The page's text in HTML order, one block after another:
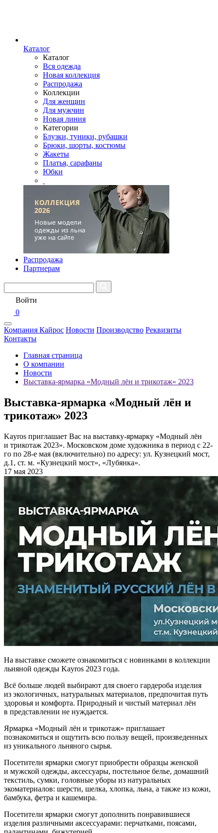
Каталог
Каталог
Вся одежда
Новая коллекция
Распродажа
Коллекции
Для женщин
Для мужчин
Новая линия
Категории
Блузки, туники, рубашки
Брюки, шорты, костюмы
Жакеты
Платья, сарафаны
Юбки
Распродажа
Партнерам
Войти
0
Компания Кайрос Новости Производство Реквизиты
Контакты
Главная страница
О компании
Новости
Выставка-ярмарка «Модный лён и трикотаж» 2023
Выставка-ярмарка «Модный лён и
трикотаж» 2023
Kayros приглашает Вас на выставку-ярмарку «Модный лён
и трикотаж 2023». Московском доме художника в период с 22-
го по 28-е мая (включительно) по адресу: ул. Кузнецкий мост,
д.1, ст. м. «Кузнецкий мост», «Лубянка».
17 мая 2023
На выставке сможете ознакомиться с новинками в коллекции
льняной одежды Kayros 2023 года.
Всё больше людей выбирают для своего гардероба изделия
из экологичных, натуральных материалов, предпочитая путь
здоровья и комфорта. Природный и чистый материал лён
в представлении не нуждается.
Ярмарка «Модный лён и трикотаж» приглашает
познакомиться и ощутить всю пользу вещей, произведенных
из уникального льняного сырья.
Посетители ярмарки смогут приобрести образцы женской
и мужской одежды, аксессуары, постельное белье, домашний
текстиль, сумки, головные уборы из натуральных
экоматериалов: шерсти, шелка, хлопка, льна, а также из кожи,
бамбука, фетра и кашемира.
Посетители ярмарки смогут дополнить понравившиеся
изделия различными аксессуарами: перчатками, поясами,